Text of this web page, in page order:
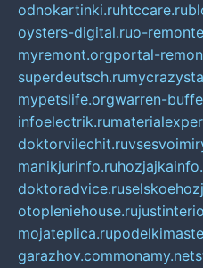
odnokartinki.ruhtccare.ru
oysters-digital.ruo-
myremont.orgportal-
superdeutsch.ru
mypetslife.orgwarren-
infoelectrik.ru
doktorvilechit.ru
manikjurinfo.ru
doktoradvice.ru
otopleniehouse.ru
mojateplica.ru
garazhov.commonamy.net